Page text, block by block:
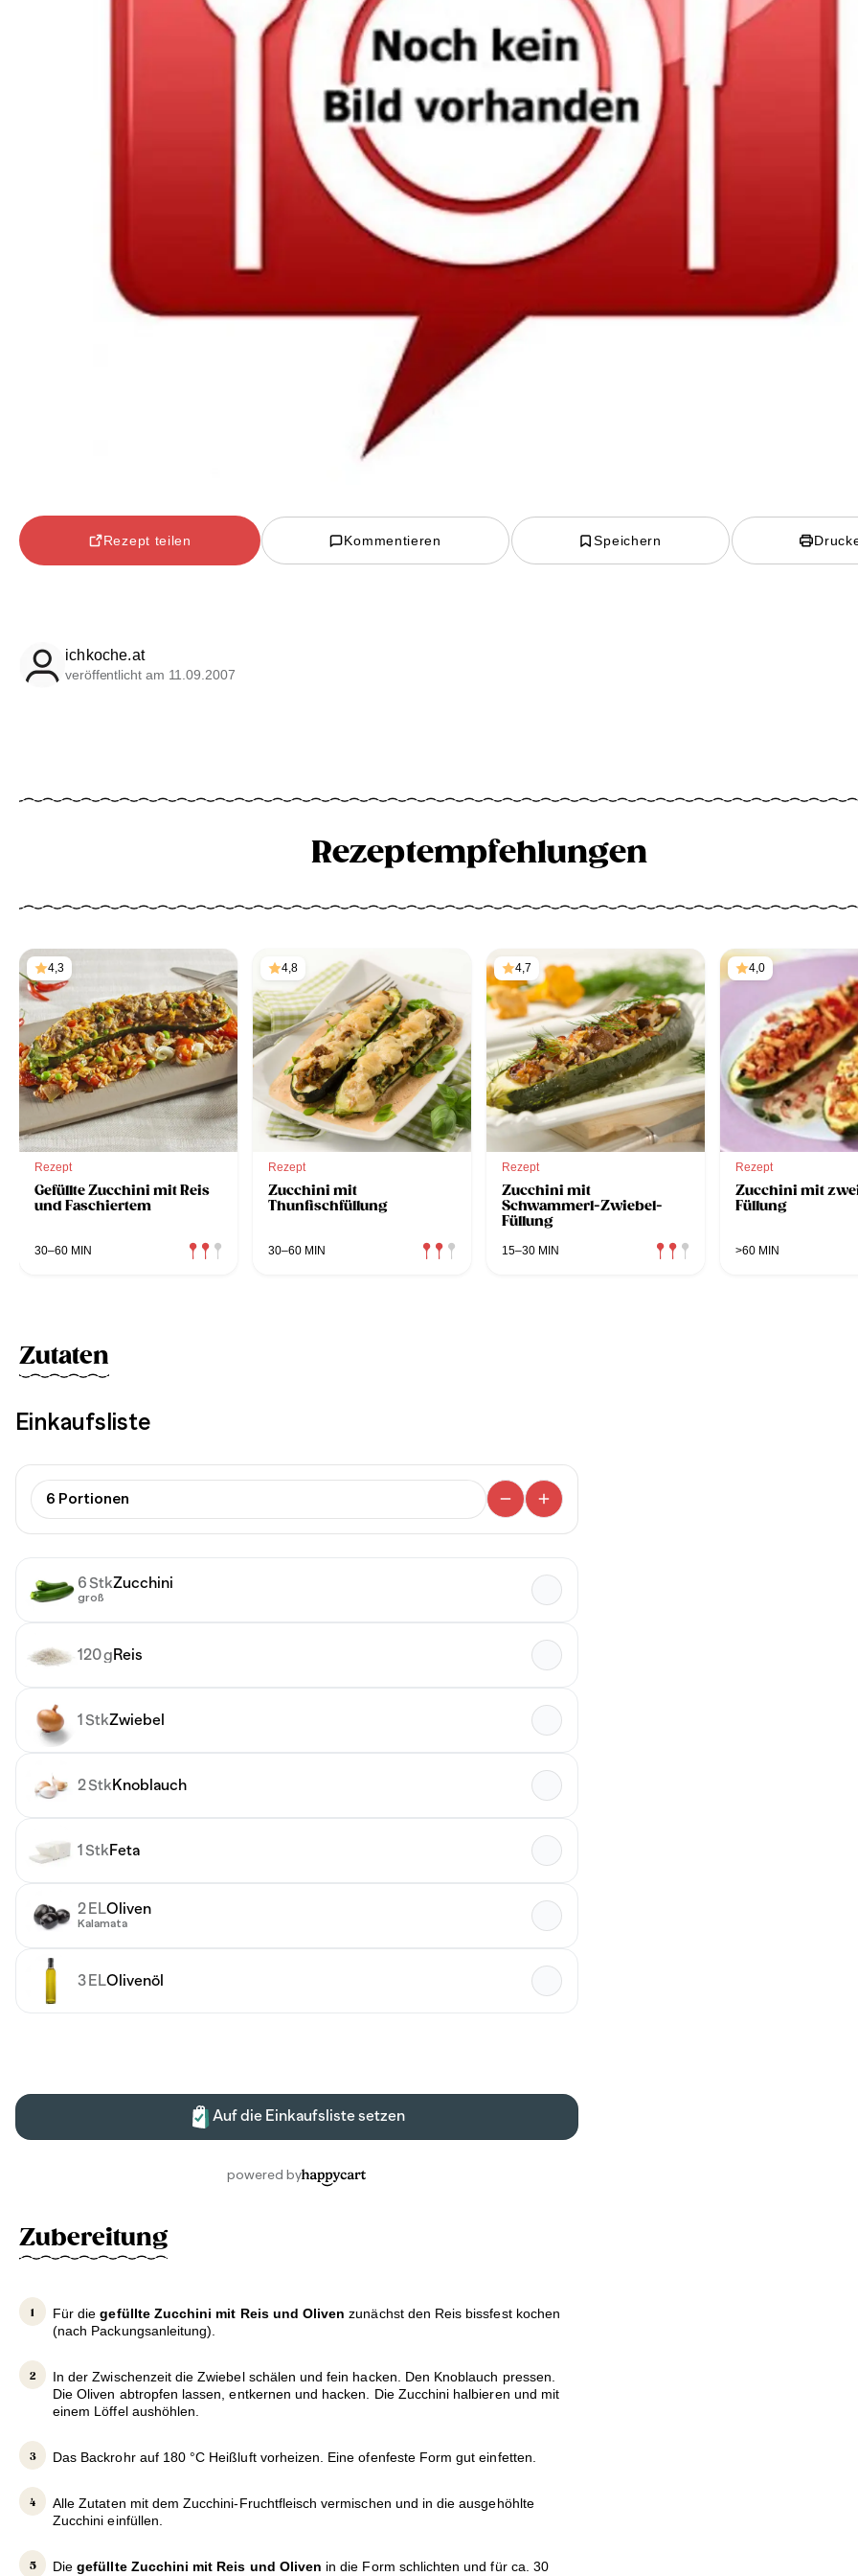
Rezept teilen Kommentieren Speichern
ichkoche.at
veröffentlicht am 11.09.2007
Rezeptempfehlungen
4,3
Rezept
Gefüllte Zucchini mit Reis
und Faschiertem
30–60 MIN
4,8
Rezept
Zucchini mit
Thunfischfüllung
30–60 MIN
4,7
Rezept
Zucchini mit
Schwammerl-Zwiebel-
Füllung
15–30 MIN
4,0
Rezept
Zucchini mit
Füllung
>60 MIN
Zutaten
Zubereitung
Für diegefüllte Zucchini mit Reis und Olivenzunächst den Reis bissfest kochen
(nach Packungsanleitung).
In der Zwischenzeit die Zwiebel schälen und fein hacken. Den Knoblauch pressen.
Die Oliven abtropfen lassen, entkernen und hacken. Die Zucchini halbieren und mit
einem Löffel aushöhlen.
Das Backrohr auf 180 °C Heißluft vorheizen. Eine ofenfeste Form gut einfetten.
Alle Zutaten mit dem Zucchini-Fruchtfleisch vermischen und in die ausgehöhlte
Zucchini einfüllen.
Diegefüllte Zucchini mit Reis und Oliven in die Form schlichten und für ca. 30